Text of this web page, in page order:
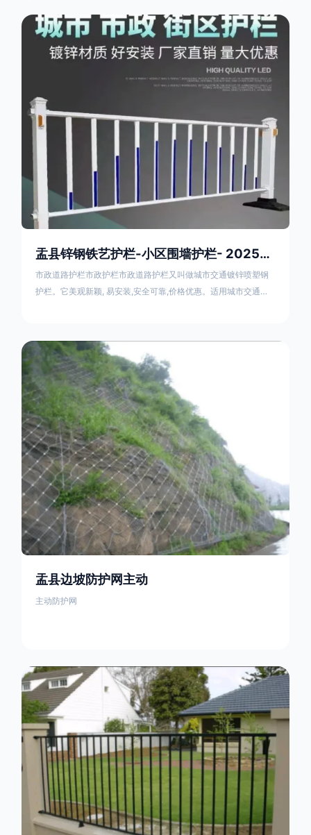
边丝护栏网由低碳钢丝（Q235材质）通过焊接或编织形成网格结
构，网片两侧各有一根加固的纵向钢丝（双边丝），用于与立柱
连接固定。其表面通常采用镀锌、喷塑或浸塑处理，以增强耐腐
盂县锌钢铁艺护栏-小区围墙护栏- 2025年17631598285新报价
市政道路护栏市政护栏市政道路护栏又叫做城市交通镀锌喷塑钢
护栏。它美观新颖, 易安装,安全可靠,价格优惠。适用城市交通要
隔离栏，市政道路隔离护栏，人行道路护栏，机动与非机动隔离
护栏、道路中心隔离护栏、带广告牌道路隔离护栏、河道安全护
栏、草坪花坛护栏等市政道路隔离护栏规格齐全、品种多，可以
任
盂县边坡防护网主动
主动防护网